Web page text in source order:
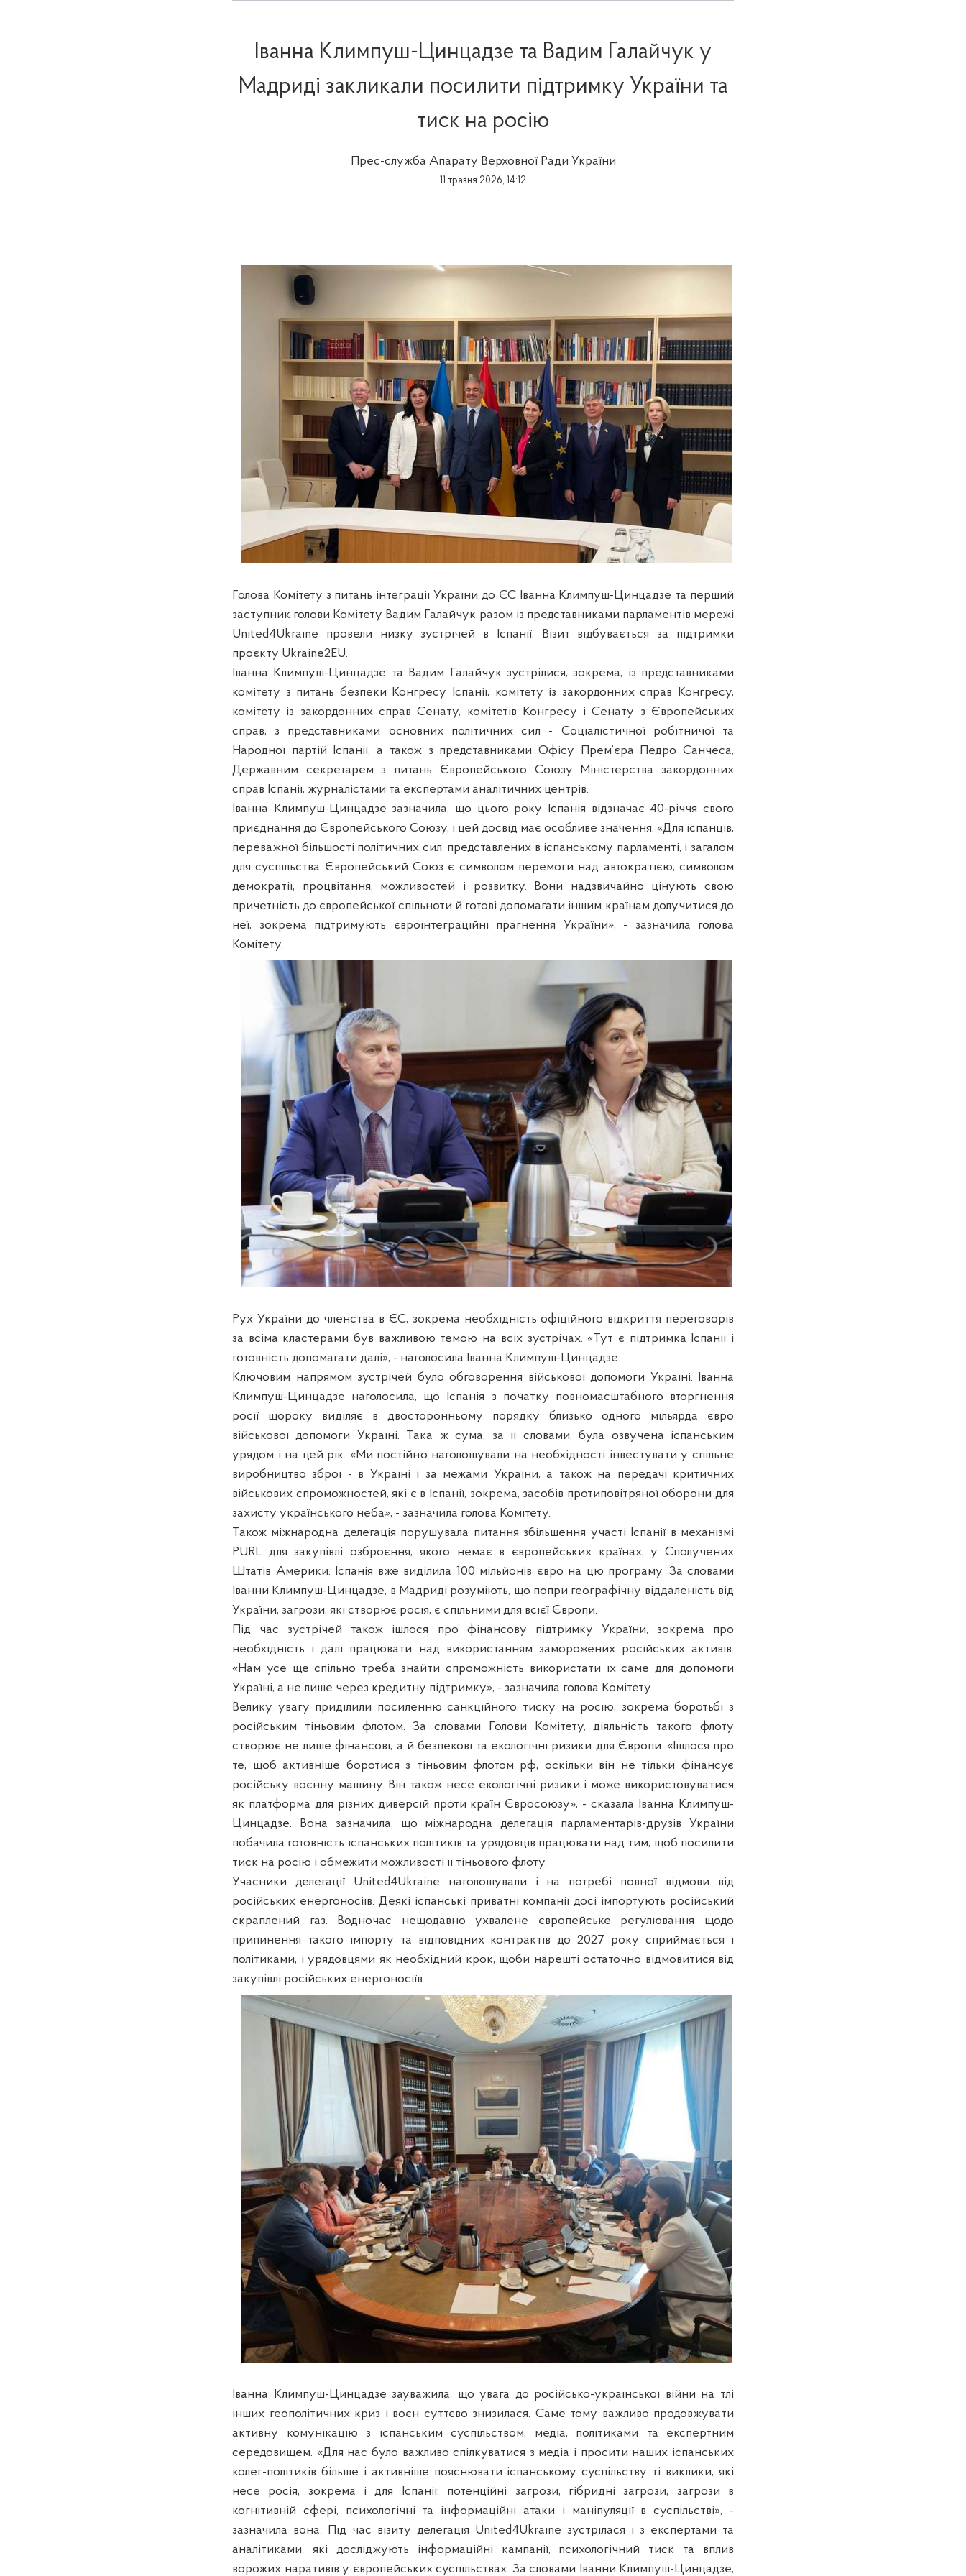
Іванна Климпуш-Цинцадзе та Вадим Галайчук у
Мадриді закликали посилити підтримку України та
тиск на росію
Прес-служба Апарату Верховної Ради України
11 травня 2026, 14:12
Голова Комітету з питань інтеграції України до ЄС Іванна Климпуш-Цинцадзе та перший
заступник голови Комітету Вадим Галайчук разом із представниками парламентів мережі
United4Ukraine провели низку зустрічей в Іспанії. Візит відбувається за підтримки
проєкту Ukraine2EU.
Іванна Климпуш-Цинцадзе та Вадим Галайчук зустрілися, зокрема, із представниками
комітету з питань безпеки Конгресу Іспанії, комітету із закордонних справ Конгресу,
комітету із закордонних справ Сенату, комітетів Конгресу і Сенату з Європейських
справ, з представниками основних політичних сил - Соціалістичної робітничої та
Народної партій Іспанії, а також з представниками Офісу Прем’єра Педро Санчеса,
Державним секретарем з питань Європейського Союзу Міністерства закордонних
справ Іспанії, журналістами та експертами аналітичних центрів.
Іванна Климпуш-Цинцадзе зазначила, що цього року Іспанія відзначає 40-річчя свого
приєднання до Європейського Союзу, і цей досвід має особливе значення. «Для іспанців,
переважної більшості політичних сил, представлених в іспанському парламенті, і загалом
для суспільства Європейський Союз є символом перемоги над автократією, символом
демократії, процвітання, можливостей і розвитку. Вони надзвичайно цінують свою
причетність до європейської спільноти й готові допомагати іншим країнам долучитися до
неї, зокрема підтримують євроінтеграційні прагнення України», - зазначила голова
Комітету.
Рух України до членства в ЄС, зокрема необхідність офіційного відкриття переговорів
за всіма кластерами був важливою темою на всіх зустрічах. «Тут є підтримка Іспанії і
готовність допомагати далі», - наголосила Іванна Климпуш-Цинцадзе.
Ключовим напрямом зустрічей було обговорення військової допомоги Україні. Іванна
Климпуш-Цинцадзе наголосила, що Іспанія з початку повномасштабного вторгнення
росії щороку виділяє в двосторонньому порядку близько одного мільярда євро
військової допомоги Україні. Така ж сума, за її словами, була озвучена іспанським
урядом і на цей рік. «Ми постійно наголошували на необхідності інвестувати у спільне
виробництво зброї - в Україні і за межами України, а також на передачі критичних
військових спроможностей, які є в Іспанії, зокрема, засобів протиповітряної оборони для
захисту українського неба», - зазначила голова Комітету.
Також міжнародна делегація порушувала питання збільшення участі Іспанії в механізмі
PURL для закупівлі озброєння, якого немає в європейських країнах, у Сполучених
Штатів Америки. Іспанія вже виділила 100 мільйонів євро на цю програму. За словами
Іванни Климпуш-Цинцадзе, в Мадриді розуміють, що попри географічну віддаленість від
України, загрози, які створює росія, є спільними для всієї Європи.
Під час зустрічей також ішлося про фінансову підтримку України, зокрема про
необхідність і далі працювати над використанням заморожених російських активів.
«Нам усе ще спільно треба знайти спроможність використати їх саме для допомоги
Україні, а не лише через кредитну підтримку», - зазначила голова Комітету.
Велику увагу приділили посиленню санкційного тиску на росію, зокрема боротьбі з
російським тіньовим флотом. За словами Голови Комітету, діяльність такого флоту
створює не лише фінансові, а й безпекові та екологічні ризики для Європи. «Ішлося про
те, щоб активніше боротися з тіньовим флотом рф, оскільки він не тільки фінансує
російську воєнну машину. Він також несе екологічні ризики і може використовуватися
як платформа для різних диверсій проти країн Євросоюзу», - сказала Іванна Климпуш-
Цинцадзе. Вона зазначила, що міжнародна делегація парламентарів-друзів України
побачила готовність іспанських політиків та урядовців працювати над тим, щоб посилити
тиск на росію і обмежити можливості її тіньового флоту.
Учасники делегації United4Ukraine наголошували і на потребі повної відмови від
російських енергоносіїв. Деякі іспанські приватні компанії досі імпортують російський
скраплений газ. Водночас нещодавно ухвалене європейське регулювання щодо
припинення такого імпорту та відповідних контрактів до 2027 року сприймається і
політиками, і урядовцями як необхідний крок, щоби нарешті остаточно відмовитися від
закупівлі російських енергоносіїв.
Іванна Климпуш-Цинцадзе зауважила, що увага до російсько-української війни на тлі
інших геополітичних криз і воєн суттєво знизилася. Саме тому важливо продовжувати
активну комунікацію з іспанським суспільством, медіа, політиками та експертним
середовищем. «Для нас було важливо спілкуватися з медіа і просити наших іспанських
колег-політиків більше і активніше пояснювати іспанському суспільству ті виклики, які
несе росія, зокрема і для Іспанії: потенційні загрози, гібридні загрози, загрози в
когнітивній сфері, психологічні та інформаційні атаки і маніпуляції в суспільстві», -
зазначила вона. Під час візиту делегація United4Ukraine зустрілася і з експертами та
аналітиками, які досліджують інформаційні кампанії, психологічний тиск та вплив
ворожих наративів у європейських суспільствах. За словами Іванни Климпуш-Цинцадзе,